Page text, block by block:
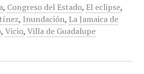
, Congreso del Estado, El eclipse,
, Inundación, La Jamaica de
, Vicio, Villa de Guadalupe